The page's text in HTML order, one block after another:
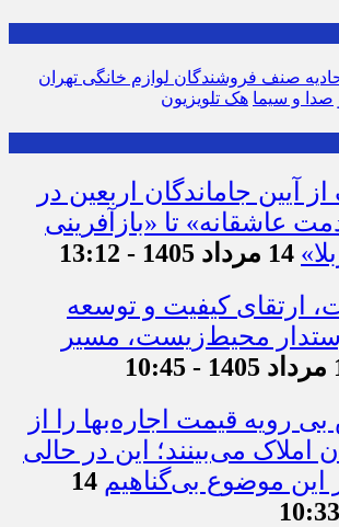
صنف فروشندگان لوازم خانگی تهران
صدا و سیما هک تلویزیون
آیین جاماندگان اربعین در
عاشقانه» تا «بازآفرینی
14 مرداد 1405 - 13:12
ارتقای کیفیت و توسعه
محیط‌زیست، مسیر
رویه قیمت اجاره‌بها را از
می‌بینند؛ این در حالی
این موضوع بی‌گناهیم 14